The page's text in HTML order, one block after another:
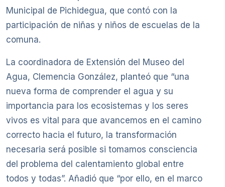
Municipal de Pichidegua, que contó con la
participación de niñas y niños de escuelas de la
comuna.
La coordinadora de Extensión del Museo del
Agua, Clemencia González, planteó que “una
nueva forma de comprender el agua y su
importancia para los ecosistemas y los seres
vivos es vital para que avancemos en el camino
correcto hacia el futuro, la transformación
necesaria será posible si tomamos consciencia
del problema del calentamiento global entre
todos y todas”. Añadió que “por ello, en el marco